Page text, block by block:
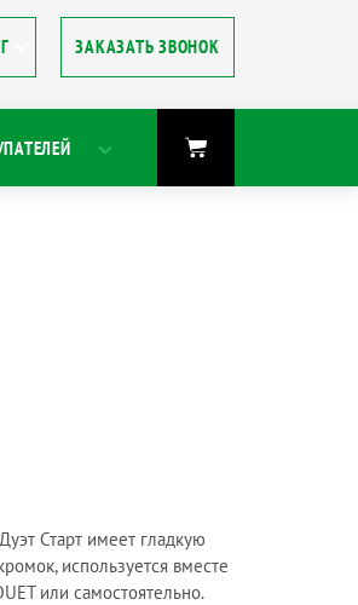
ЗАКАЗАТЬ ЗВОНОК
Старт имеет гладкую
используется вместе
или самостоятельно.